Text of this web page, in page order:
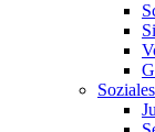
Soziales